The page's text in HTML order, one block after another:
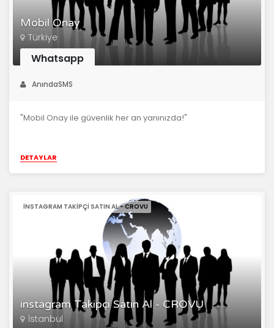
Mobil Onay
Türkiye
Whatsapp
AnındaSMS
"Mobil Onay ile güvenlik her an yanınızda!"
DETAYLAR
instagram Takipçi Satın Al - CROVU
INSTAGRAM TAKIPÇI SATIN AL - CROVU
İstanbul